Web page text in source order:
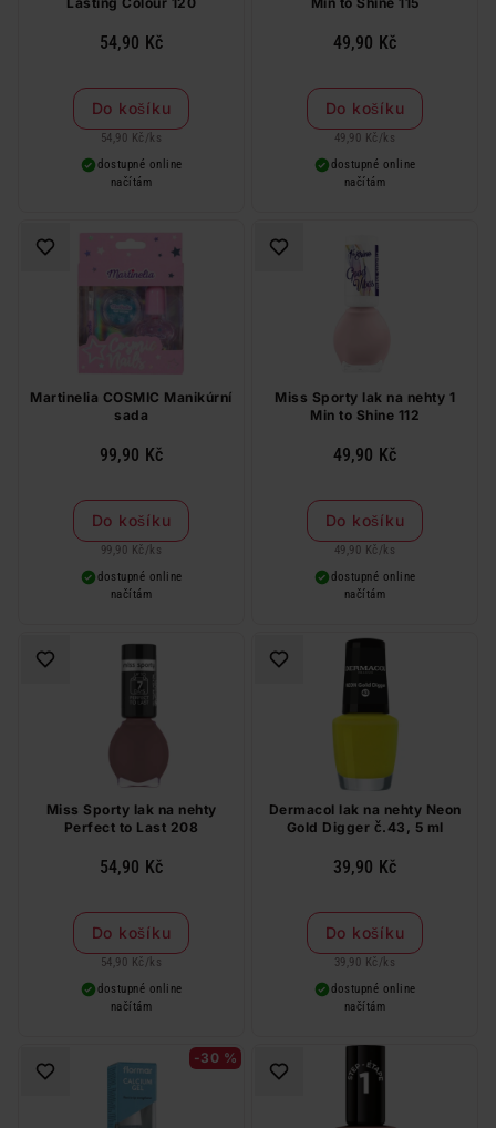
54,90 Kč
Do košíku
54,90 Kč / ks
dostupné online
načítám
49,90 Kč
Do košíku
49,90 Kč / ks
dostupné online
načítám
Martinelia COSMIC Manikúrní
sada
99,90 Kč
Do košíku
99,90 Kč / ks
dostupné online
načítám
Miss Sporty lak na nehty 1
Min to Shine 112
49,90 Kč
Do košíku
49,90 Kč / ks
dostupné online
načítám
Miss Sporty lak na nehty
Perfect to Last 208
54,90 Kč
Do košíku
54,90 Kč / ks
dostupné online
načítám
Dermacol lak na nehty Neon
Gold Digger č.43, 5 ml
39,90 Kč
Do košíku
39,90 Kč / ks
dostupné online
načítám
-30 %